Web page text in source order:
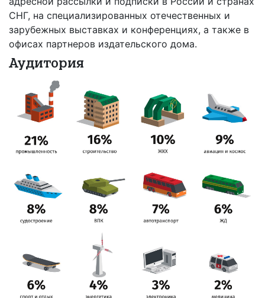
СНГ, на специализированных отечественных и
зарубежных выставках и конференциях, а также в
офисах партнеров издательского дома.
Аудитория